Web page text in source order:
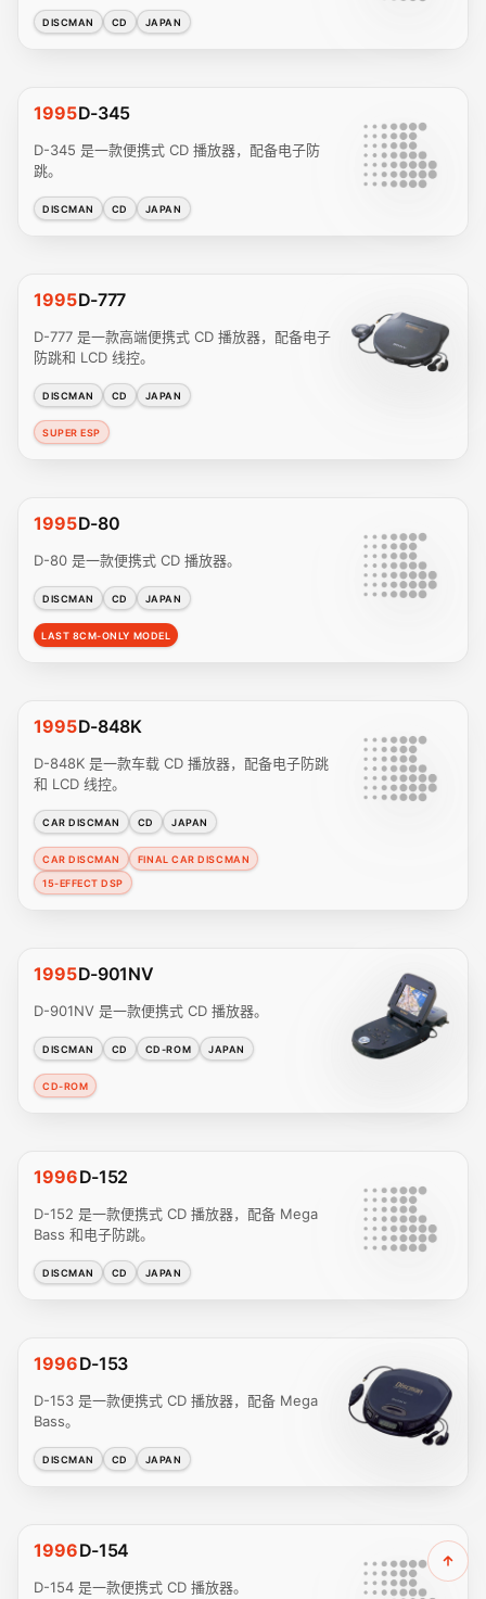
DISCMAN CD JAPAN
1995D-345
D-345 是一款便携式 CD 播放器，配备电子防
跳。
DISCMAN CD JAPAN
1995D-777
D-777 是一款高端便携式 CD 播放器，配备电子
防跳和 LCD 线控。
DISCMAN CD JAPAN
SUPER ESP
1995D-80
D-80 是一款便携式 CD 播放器。
DISCMAN CD JAPAN
LAST 8CM-ONLY MODEL
1995D-848K
D-848K 是一款车载 CD 播放器，配备电子防跳
和 LCD 线控。
CAR DISCMAN CD JAPAN
CAR DISCMAN
FINAL CAR DISCMAN
15-EFFECT DSP
1995D-901NV
D-901NV 是一款便携式 CD 播放器。
DISCMAN CD CD-ROM JAPAN
CD-ROM
1996D-152
D-152 是一款便携式 CD 播放器，配备 Mega
Bass 和电子防跳。
DISCMAN CD JAPAN
1996D-153
D-153 是一款便携式 CD 播放器，配备 Mega
Bass。
DISCMAN CD JAPAN
1996D-154
D-154 是一款便携式 CD 播放器。